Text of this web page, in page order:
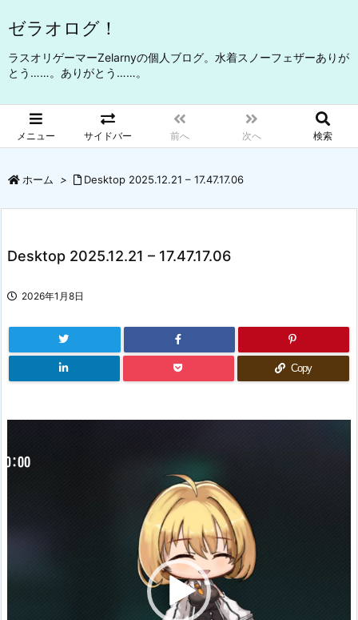
ゼラオログ！
ラスオリゲーマーZelarnyの個人ブログ。水着スノーフェザーありが
とう……。ありがとう……。
メニュー サイドバー 前へ 次へ 検索
ホーム > Desktop 2025.12.21 – 17.47.17.06
Desktop 2025.12.21 – 17.47.17.06
2026年1月8日
Copy
画